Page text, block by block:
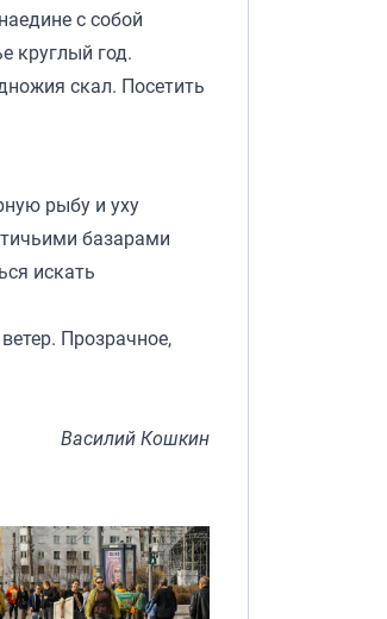
с собой
круглый год.
скал. Посетить
рыбу и уху
базарами
искать
Прозрачное,
Василий Кошкин